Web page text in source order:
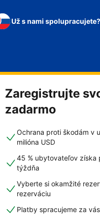
Už s nami spolupracujete?
Zaregistrujte
zadarmo
Ochrana proti škodám v
milióna USD
45 % ubytovateľov získa
týždňa
Vyberte si okamžité
rezerváciu
Platby spracujeme za vás